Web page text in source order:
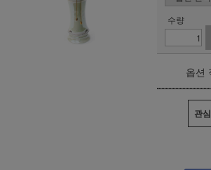
수량
옵션
관